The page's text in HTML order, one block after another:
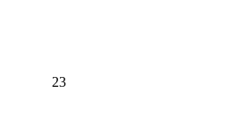
23